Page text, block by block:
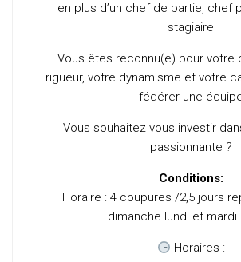
en plus d’un chef de partie, chef
stagiaire
Vous êtes reconnu(e) pour votre
rigueur, votre dynamisme et votre
fédérer une
Vous souhaitez vous investir
passionnante ?
Conditions:
Horaire : 4 coupures /2,5 jours
dimanche lundi et mardi
Horaires :